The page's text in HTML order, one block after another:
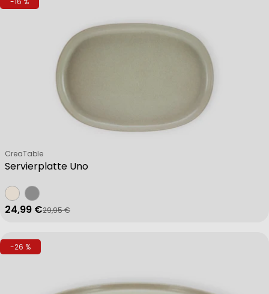
Servierplatte Uno
Verkäufer:
CreaTable
Verkaufspreis
24,99 €
Regulärer Preis
29,95 €
-26 %